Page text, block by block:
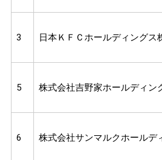
3 日本ＫＦＣホールディングス
5 株式会社吉野家ホールディン
6 株式会社サンマルクホールデ